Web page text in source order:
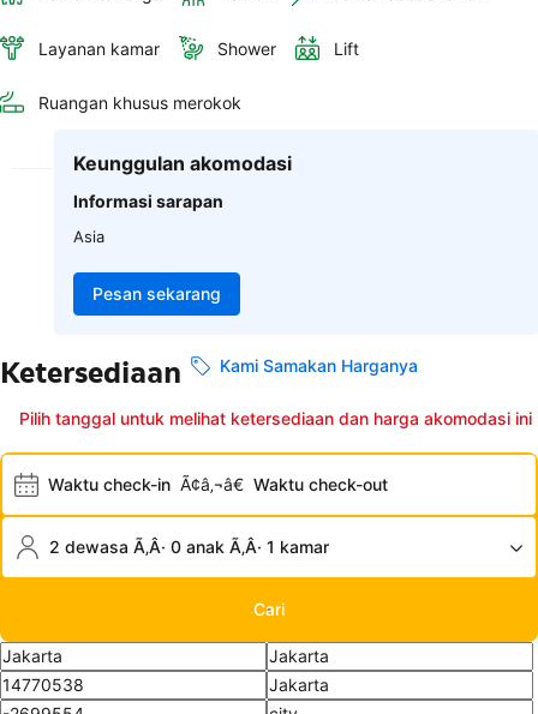
Layanan kamar Shower Lift
Ruangan khusus merokok
Keunggulan akomodasi
Informasi sarapan
Asia
Pesan sekarang
Ketersediaan Kami Samakan Harganya
Pilih tanggal untuk melihat ketersediaan dan harga akomodasi ini
Waktu check-in Ã¢â‚¬â€ Waktu check-out
2 dewasa Ã‚Â· 0 anak Ã‚Â· 1 kamar
Cari